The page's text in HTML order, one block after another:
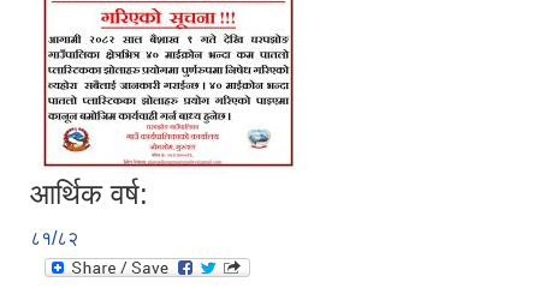
आर्थिक वर्ष:
८१/८२